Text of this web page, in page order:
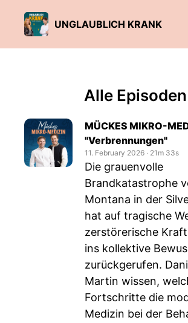
UNGLAUBLICH KRANK
Alle Episoden
MÜCKES MIKRO-
"Verbrennungen"
11. February 2026 ‧ 21m 33s
Die grauenvolle
Brandkatastrophe
Montana in der
hat auf tragische
zerstörerische
ins kollektive
zurückgerufen.
Martin wissen,
Fortschritte die
Medizin bei der